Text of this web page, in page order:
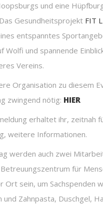
und eine
Gesundheitsprojekt FIT
entspanntes
Wolfi und spannende
Vereins.
Organisation zu diesem
zwingend nötig: HIER
erhaltet ihr, zeitnah
weitere Informationen.
werden auch zwei
für
Ort sein, um Sachspenden
und Zahnpasta, Duschgel,